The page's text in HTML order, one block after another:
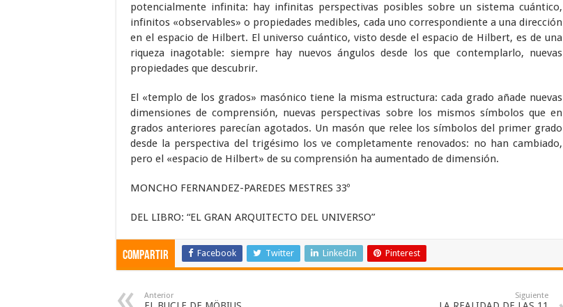
potencialmente infinita: hay infinitas perspectivas posibles sobre un sistema cuántico,
infinitos «observables» o propiedades medibles, cada uno correspondiente a una dirección
en el espacio de Hilbert. El universo cuántico, visto desde el espacio de Hilbert, es de una
riqueza inagotable: siempre hay nuevos ángulos desde los que contemplarlo, nuevas
propiedades que descubrir.
El «templo de los grados» masónico tiene la misma estructura: cada grado añade nuevas
dimensiones de comprensión, nuevas perspectivas sobre los mismos símbolos que en
grados anteriores parecían agotados. Un masón que relee los símbolos del primer grado
desde la perspectiva del trigésimo los ve completamente renovados: no han cambiado,
pero el «espacio de Hilbert» de su comprensión ha aumentado de dimensión.
MONCHO FERNANDEZ-PAREDES MESTRES 33º
DEL LIBRO: “EL GRAN ARQUITECTO DEL UNIVERSO”
Compartir Facebook Twitter LinkedIn Pinterest
Anterior Siguiente